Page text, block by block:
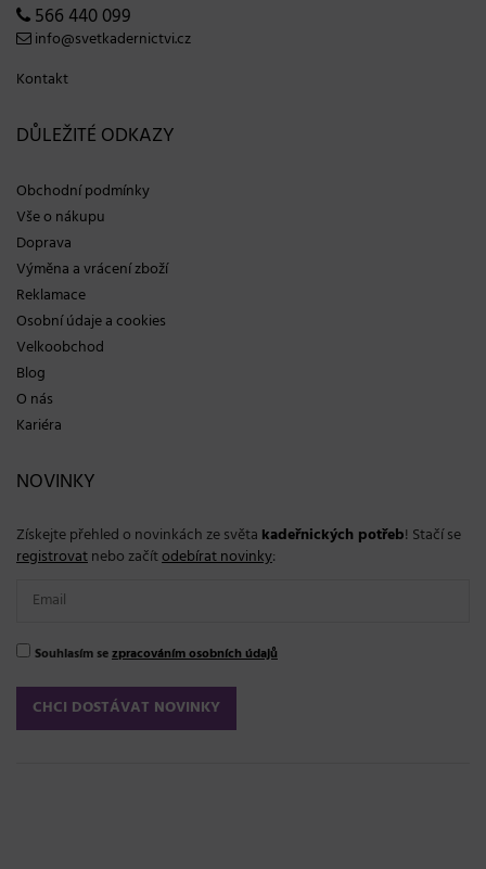
566 440 099
info@svetkadernictvi.cz
Kontakt
DŮLEŽITÉ ODKAZY
Obchodní podmínky
Vše o nákupu
Doprava
Výměna a vrácení zboží
Reklamace
Osobní údaje a cookies
Velkoobchod
Blog
O nás
Kariéra
NOVINKY
Získejte přehled o novinkách ze světa kadeřnických potřeb! Stačí se
registrovatnebo začítodebírat novinky:
Souhlasím sezpracováním osobních údajů